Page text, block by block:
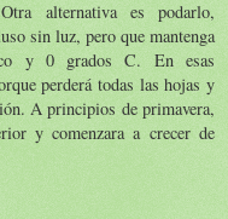
alternativa es podarlo,
sin luz, pero que mantenga
y 0 grados C. En esas
perderá todas las hojas y
A principios de primavera,
y comenzara a crecer de